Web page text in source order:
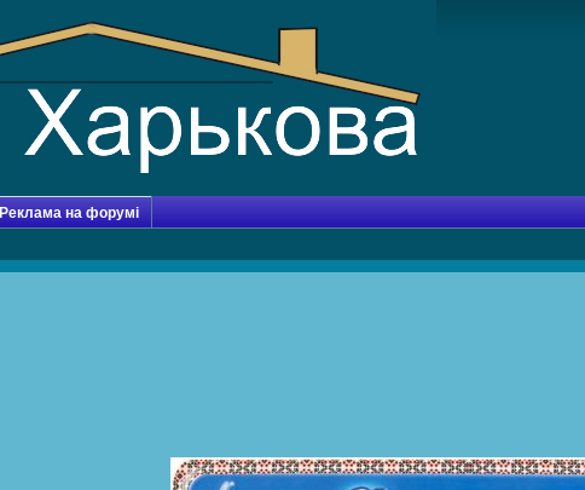
Реклама на форумі